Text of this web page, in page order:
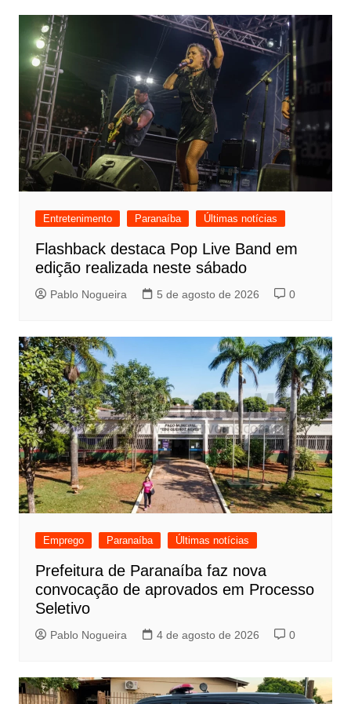
Entretenimento Paranaíba Últimas notícias
Flashback destaca Pop Live Band em
edição realizada neste sábado
Pablo Nogueira 5 de agosto de 2026 0
Emprego Paranaíba Últimas notícias
Prefeitura de Paranaíba faz nova
convocação de aprovados em Processo
Seletivo
Pablo Nogueira 4 de agosto de 2026 0